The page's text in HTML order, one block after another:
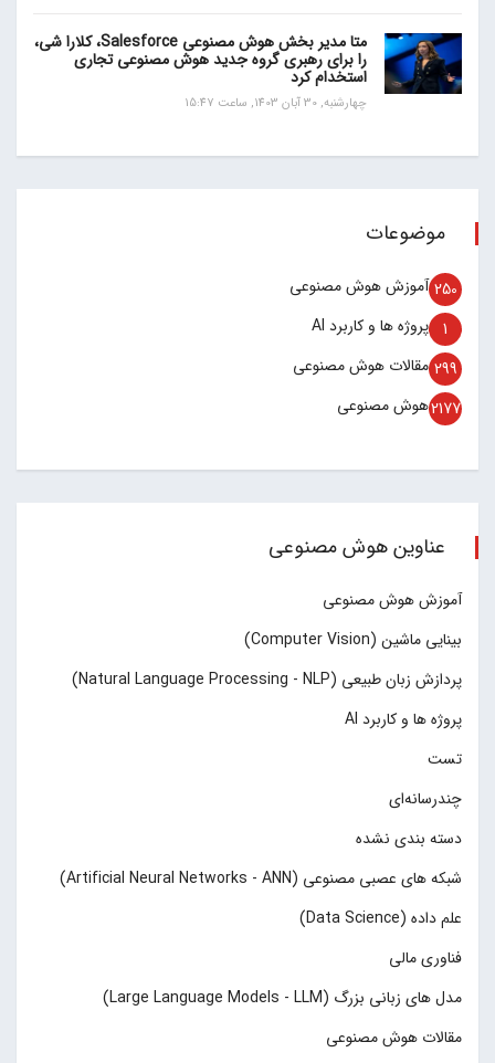
متا مدیر بخش هوش مصنوعی Salesforce، کلارا شی،
را برای رهبری گروه جدید هوش مصنوعی تجاری
استخدام کرد
چهارشنبه, 30 آبان 1403, ساعت 15:47
موضوعات
آموزش هوش مصنوعی 250
پروژه ها و کاربرد AI 1
مقالات هوش مصنوعی 299
هوش مصنوعی2177
عناوین هوش مصنوعی
آموزش هوش مصنوعی
بینایی ماشین (Computer Vision)
پردازش زبان طبیعی (Natural Language Processing - NLP)
پروژه ها و کاربرد AI
تست
چند‌‌رسانه‌ای
دسته بندی نشده
شبکه های عصبی مصنوعی (Artificial Neural Networks - ANN)
علم داده (Data Science)
فناوری مالی
مدل های زبانی بزرگ (Large Language Models - LLM)
مقالات هوش مصنوعی